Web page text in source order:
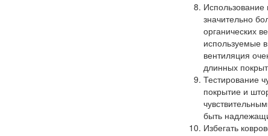
значительно
органических
используемые
вентиляция
длинных
Тестирование
покрытие и
быть
Избегать